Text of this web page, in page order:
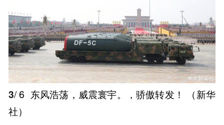
3/ 6 东风浩荡，威震寰宇。，骄傲转发！ ​（新华
社） ​